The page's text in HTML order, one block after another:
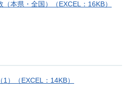
（本県・全国）（EXCEL：16KB）
） （EXCEL：14KB）